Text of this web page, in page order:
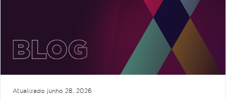
Atualizado junho 28, 2026